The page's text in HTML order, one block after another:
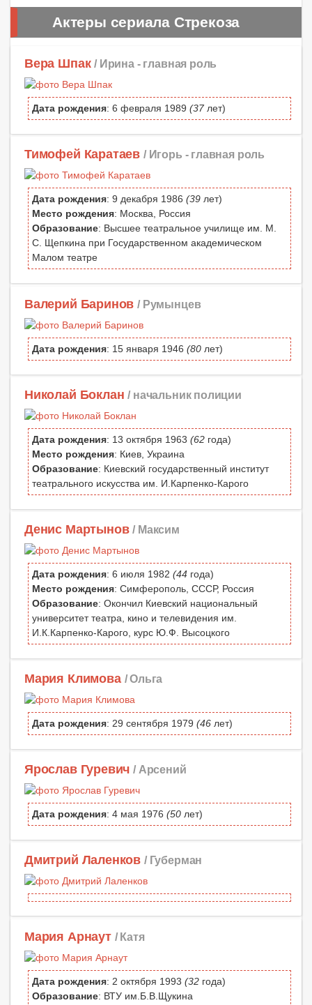
Актеры сериала Стрекоза
Вера Шпак / Ирина - главная роль
Дата рождения: 6 февраля 1989 (37лет)
Тимофей Каратаев / Игорь - главная роль
Дата рождения: 9 декабря 1986 (39 лет)
Место рождения: Москва, Россия
Образование: Высшее театральное училище им. М.
С. Щепкина при Государственном академическом
Малом театре
Валерий Баринов / Румынцев
Дата рождения: 15 января 1946 (80 лет)
Николай Боклан / начальник полиции
Дата рождения: 13 октября 1963 (62 года)
Место рождения: Киев, Украина
Образование: Киевский государственный институт
театрального искусства им. И.Карпенко-Карого
Денис Мартынов / Максим
Дата рождения: 6 июля 1982 (44 года)
Место рождения: Симферополь, СССР, Россия
Образование: Окончил Киевский национальный
университет театра, кино и телевидения им.
И.К.Карпенко-Карого, курс Ю.Ф. Высоцкого
Мария Климова / Ольга
Дата рождения: 29 сентября 1979 (46 лет)
Ярослав Гуревич / Арсений
Дата рождения: 4 мая 1976 (50 лет)
Дмитрий Лаленков / Губерман
Мария Арнаут / Катя
Дата рождения: 2 октября 1993 (32 года)
Образование: ВТУ им.Б.В.Щукина